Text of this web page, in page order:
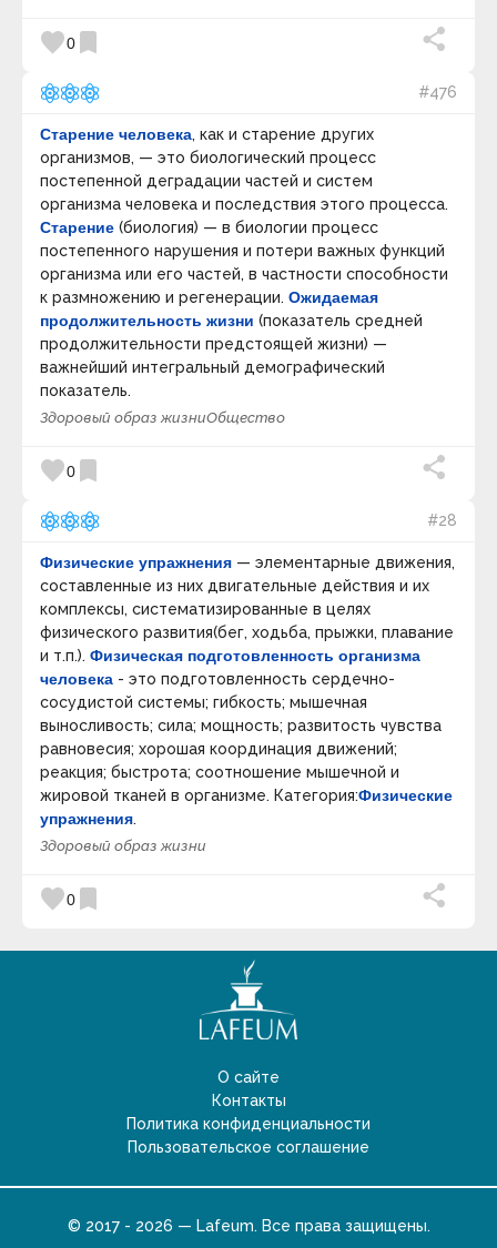
favorite0 bookmark
#476
Старение человека, как и старение других
организмов, — это биологический процесс
постепенной деградации частей и систем
организма человека и последствия этого процесса.
Старение (биология) — в биологии процесс
постепенного нарушения и потери важных функций
организма или его частей, в частности способности
к размножению и регенерации. Ожидаемая
продолжительность жизни (показатель средней
продолжительности предстоящей жизни) —
важнейший интегральный демографический
показатель.
Здоровый образ жизниОбщество
favorite0 bookmark
#28
Физические упражнения — элементарные движения,
составленные из них двигательные действия и их
комплексы, систематизированные в целях
физического развития(бег, ходьба, прыжки, плавание
и т.п.). Физическая подготовленность организма
человека - это подготовленность сердечно-
сосудистой системы; гибкость; мышечная
выносливость; сила; мощность; развитость чувства
равновесия; хорошая координация движений;
реакция; быстрота; соотношение мышечной и
жировой тканей в организме. Категория:Физические
упражнения.
Здоровый образ жизни
favorite0 bookmark
О сайте
Контакты
Политика конфиденциальности
Пользовательское соглашение
© 2017 - 2026 — Lafeum. Все права защищены.